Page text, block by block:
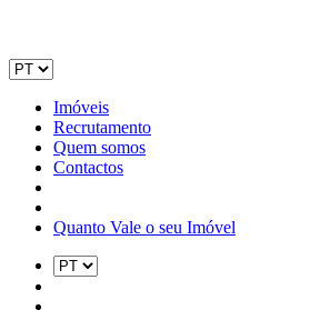
Imóveis
Recrutamento
Quem somos
Contactos
Quanto Vale o seu Imóvel